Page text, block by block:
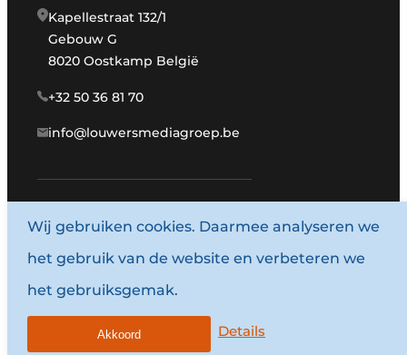
Kapellestraat 132/1
Gebouw G
8020 Oostkamp België
+32 50 36 81 70
info@louwersmediagroep.be
www.louwersmediagroep.com
© 1987 - 2026 Louwersmediagroep.
Algemene voorwaarden
Wij gebruiken cookies. Daarmee analyseren we
het gebruik van de website en verbeteren we
het gebruiksgemak.
Details
Akkoord